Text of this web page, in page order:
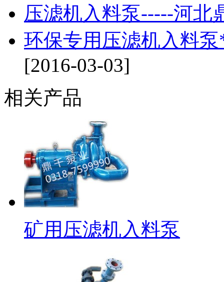
压滤机入料泵-----河北
环保专用压滤机入料
[2016-03-03]
相关产品
矿用压滤机入料泵